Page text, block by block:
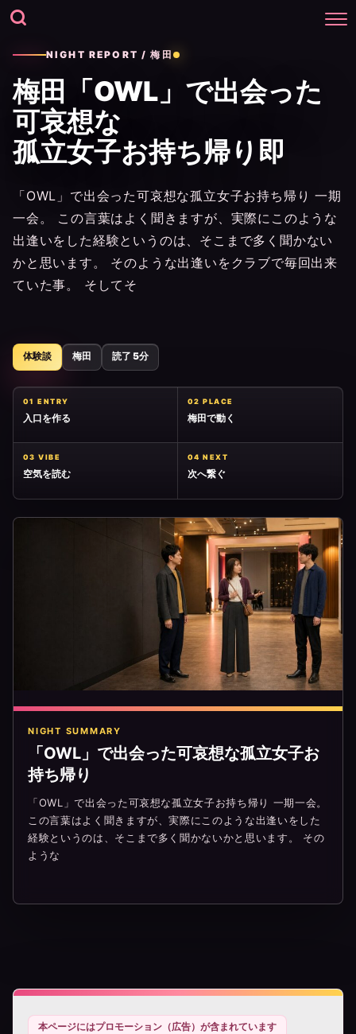
NIGHT REPORT / 梅田
梅田「OWL」で出会った
可哀想な
孤立女子お持ち帰り即
「OWL」で出会った可哀想な孤立女子お持ち帰り 一期
一会。 この言葉はよく聞きますが、実際にこのような
出逢いをした経験というのは、そこまで多く聞かない
かと思います。 そのような出逢いをクラブで毎回出来
ていた事。 そしてそ
体験談 梅田 読了 5分
01 ENTRY
入口を作る
02 PLACE
梅田で動く
03 VIBE
空気を読む
04 NEXT
次へ繋ぐ
NIGHT SUMMARY
「OWL」で出会った可哀想な孤立女子お
持ち帰り
「OWL」で出会った可哀想な孤立女子お持ち帰り 一期一会。
この言葉はよく聞きますが、実際にこのような出逢いをした
経験というのは、そこまで多く聞かないかと思います。 その
ような
本ページにはプロモーション（広告）が含まれています